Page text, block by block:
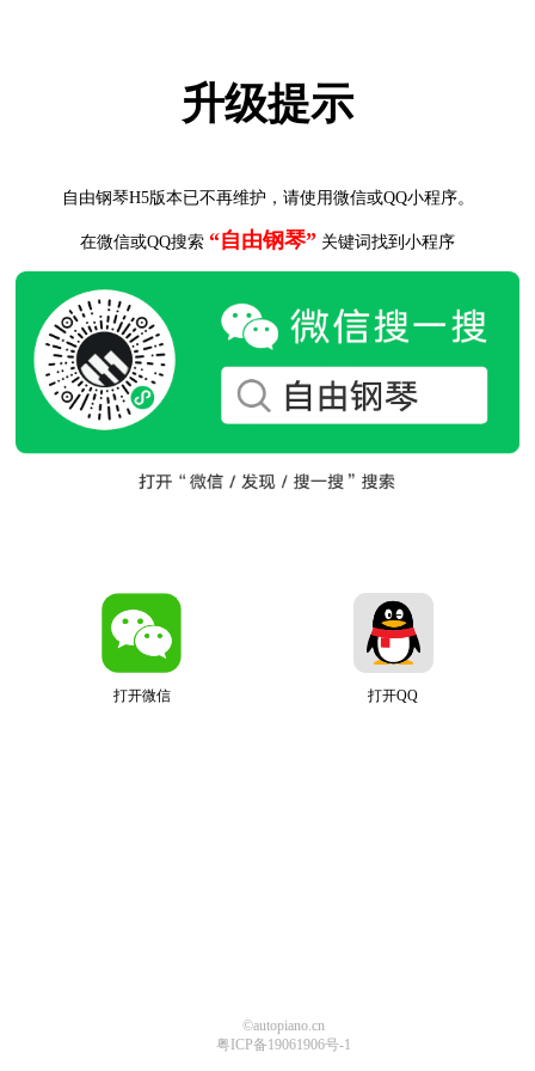
升级提示
自由钢琴H5版本已不再维护，请使用微信或QQ小程序。
在微信或QQ搜索 “自由钢琴” 关键词找到小程序
打开微信 打开QQ
©autopiano.cn
粤ICP备19061906号-1